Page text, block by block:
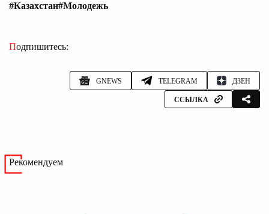
#Казахстан#Молодежь
Подпишитесь:
GNEWS TELEGRAM ДЗЕН
ССЫЛКА
Рекомендуем